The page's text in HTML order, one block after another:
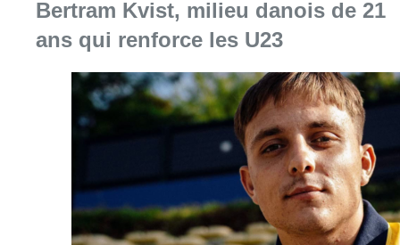
Bertram Kvist, milieu danois de 21
ans qui renforce les U23